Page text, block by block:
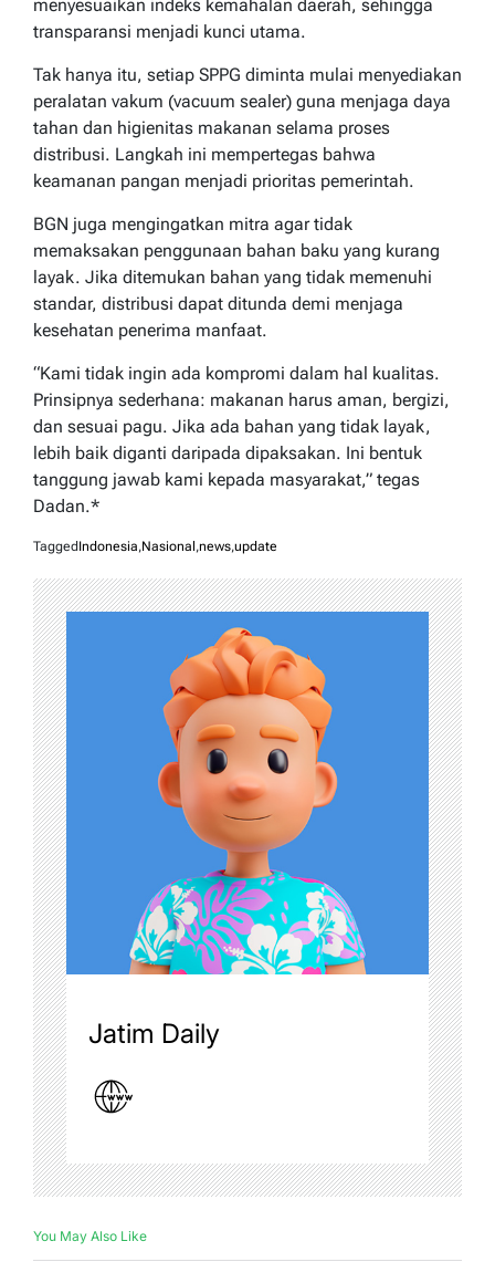
menyesuaikan indeks kemahalan daerah, sehingga
transparansi menjadi kunci utama.
Tak hanya itu, setiap SPPG diminta mulai menyediakan
peralatan vakum (vacuum sealer) guna menjaga daya
tahan dan higienitas makanan selama proses
distribusi. Langkah ini mempertegas bahwa
keamanan pangan menjadi prioritas pemerintah.
BGN juga mengingatkan mitra agar tidak
memaksakan penggunaan bahan baku yang kurang
layak. Jika ditemukan bahan yang tidak memenuhi
standar, distribusi dapat ditunda demi menjaga
kesehatan penerima manfaat.
“Kami tidak ingin ada kompromi dalam hal kualitas.
Prinsipnya sederhana: makanan harus aman, bergizi,
dan sesuai pagu. Jika ada bahan yang tidak layak,
lebih baik diganti daripada dipaksakan. Ini bentuk
tanggung jawab kami kepada masyarakat,” tegas
Dadan.*
Tagged Indonesia,Nasional ,news,update
Jatim Daily
You May Also Like